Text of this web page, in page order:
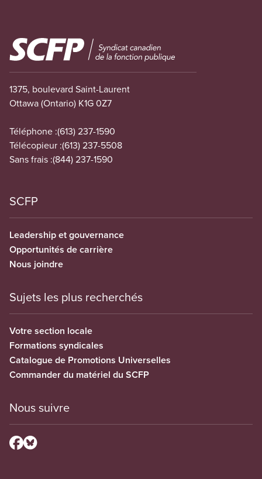
Image
1375, boulevard Saint-Laurent
Ottawa (Ontario) K1G 0Z7
Téléphone :(613) 237-1590
Télécopieur :(613) 237-5508
Sans frais :(844) 237-1590
SCFP
Leadership et gouvernance
Opportunités de carrière
Nous joindre
Sujets les plus recherchés
Votre section locale
Formations syndicales
Catalogue de Promotions Universelles
Commander du matériel du SCFP
Nous suivre